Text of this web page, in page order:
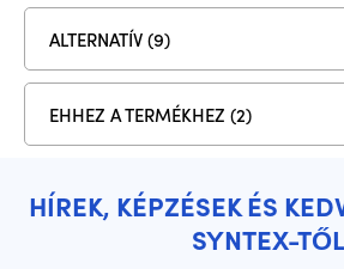
ALTERNATÍV (9)
EHHEZ A TERMÉKHEZ (2)
HÍREK, KÉPZÉSEK ÉS
SYNTEX-TŐL